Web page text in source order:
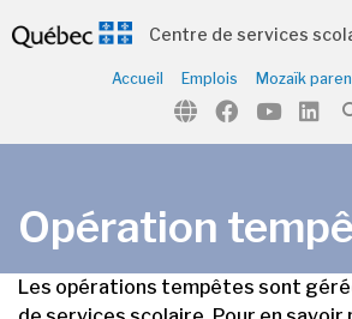
(Notre école )
Centre de services
Accueil Emplois Mozaïk
Opération
Les opérations tempêtes sont